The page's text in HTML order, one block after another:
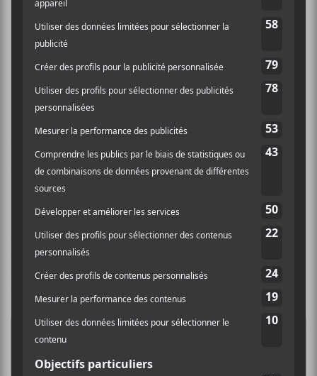
en primeur!
Loin de moi l’idée de dire que c’était une soirée plate.
Il y avait Marie-Pierre Arthur sur la grande scène et
Bibi Club au Cabaret de la Dernière chance pour
ouvrir ce 23e FME. Par contre, comme vieux
journaliste routier qui a sillonné le Québec pendant
l’été, j’avais vu ces deux concerts qui se sont arrêtés à
bien des festivals. Le FME a la réputation de présenter
avec tout le monde des concerts, de nous présenter ce
qui va se retrouver sur les scène au cours de la
prochaine saison des festivals et ce n’était pas le cas…
jusqu’à ce qu’un concert des Louanges soit annoncé à
l’aréna de curling de Rouyn-Noranda. Mais